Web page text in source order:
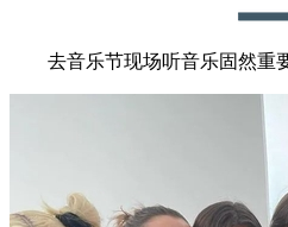
去音乐节现场听音乐固然重要